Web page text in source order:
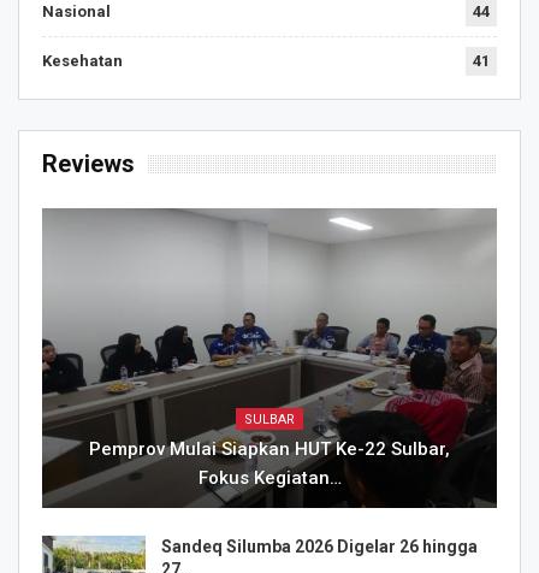
Nasional 44
Kesehatan 41
Reviews
SULBAR
Pemprov Mulai Siapkan HUT Ke-22 Sulbar,
Fokus Kegiatan…
Sandeq Silumba 2026 Digelar 26 hingga